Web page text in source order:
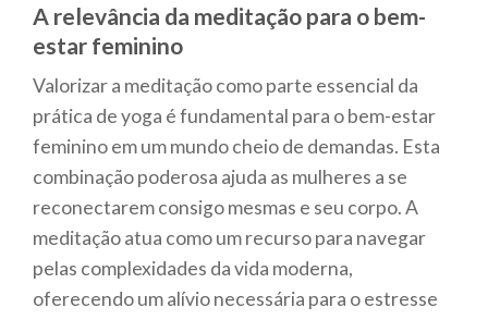
A relevância da meditação para o bem-
estar feminino
Valorizar a meditação como parte essencial da
prática de yoga é fundamental para o bem-estar
feminino em um mundo cheio de demandas. Esta
combinação poderosa ajuda as mulheres a se
reconectarem consigo mesmas e seu corpo. A
meditação atua como um recurso para navegar
pelas complexidades da vida moderna,
oferecendo um alívio necessária para o estresse